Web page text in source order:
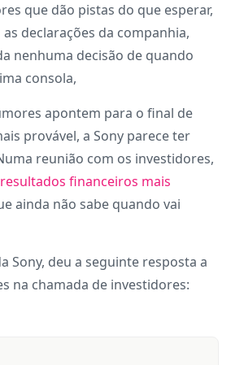
que dão pistas do que esperar,
declarações da companhia,
nenhuma decisão de quando
consola,
apontem para o final de
provável, a Sony parece ter
reunião com os investidores,
resultados financeiros mais
ainda não sabe quando vai
Sony, deu a seguinte resposta a
na chamada de investidores: